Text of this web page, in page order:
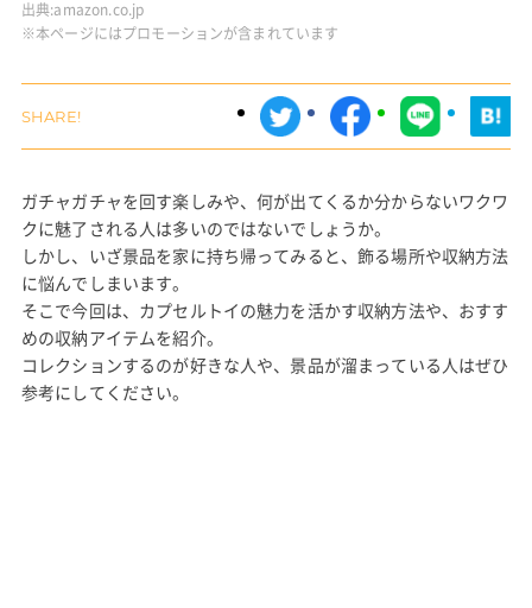
出典:amazon.co.jp
※本ページにはプロモーションが含まれています
ガチャガチャを回す楽しみや、何が出てくるか分からないワクワ
クに魅了される人は多いのではないでしょうか。
しかし、いざ景品を家に持ち帰ってみると、飾る場所や収納方法
に悩んでしまいます。
そこで今回は、カプセルトイの魅力を活かす収納方法や、おすす
めの収納アイテムを紹介。
コレクションするのが好きな人や、景品が溜まっている人はぜひ
参考にしてください。